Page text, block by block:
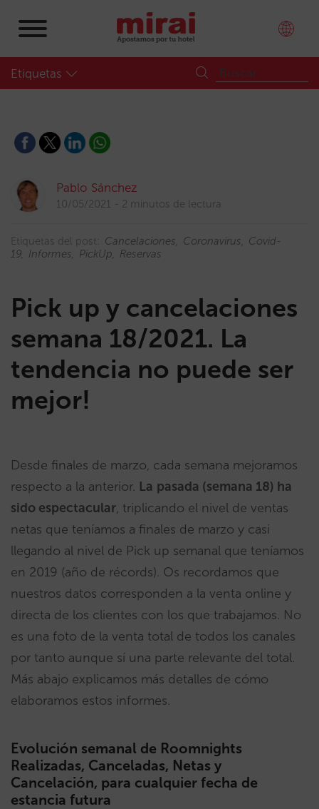
Etiquetas
Pablo Sánchez
10/05/2021 2 minutos de lectura
Etiquetas del post: Cancelaciones Coronavirus
Covid-
19
Informes PickUp Reservas
Pick up y cancelaciones
semana 18/2021. La
tendencia no puede ser
mejor!
Desde finales de marzo, cada semana mejoramos
respecto a la anterior. La pasada (semana 18) ha
sido espectacular, triplicando el nivel de ventas
netas que teníamos a finales de marzo y casi
llegando al nivel de Pick up semanal que teníamos
en 2019 (año de récords). Os recordamos que
nuestros datos corresponden a la venta online y
directa de los clientes con los que trabajamos. No
es una foto de la venta total de todos los canales
por tanto aunque sí una parte relevante del total.
Más abajo explicamos más detalles de cómo
elaboramos estos informes.
Evolución semanal de Roomnights
Realizadas, Canceladas, Netas y
Cancelación, para cualquier fecha de
estancia futura